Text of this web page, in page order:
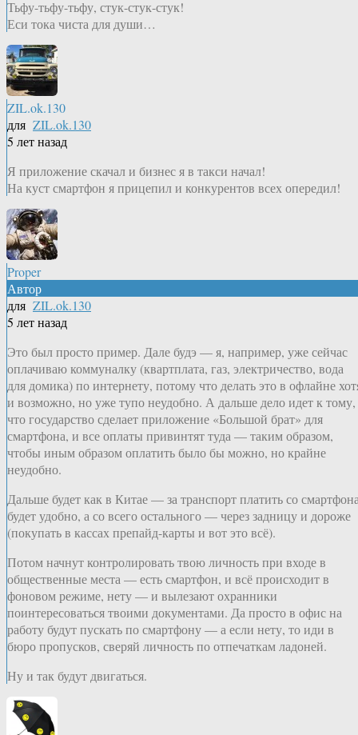
Тьфу-тьфу-тьфу, стук-стук-стук!
Еси тока чиста для души…
ZIL.ok.130
для ZIL.ok.130
5 лет назад
Я приложение скачал и бизнес я в такси начал!
На куст смартфон я прицепил и конкурентов всех опередил!
Proper
Автор
для ZIL.ok.130
5 лет назад
Это был просто пример. Дале будэ — я, например, уже сейчас
оплачиваю коммуналку (квартплата, газ, электричество, вода
для домика) по интернету, потому что делать это в офлайне
и возможно, но уже тупо неудобно. А дальше дело идет к тому,
что государство сделает приложение «Большой брат» для
смартфона, и все оплаты привинтят туда — таким образом,
чтобы иным образом оплатить было бы можно, но крайне
неудобно.
Дальше будет как в Китае — за транспорт платить со
будет удобно, а со всего остального — через задницу и дороже
(покупать в кассах препайд-карты и вот это всё).
Потом начнут контролировать твою личность при входе в
общественные места — есть смартфон, и всё происходит в
фоновом режиме, нету — и вылезают охранники
поинтересоваться твоими документами. Да просто в офис на
работу будут пускать по смартфону — а если нету, то иди в
бюро пропусков, сверяй личность по отпечаткам ладоней.
Ну и так будут двигаться.